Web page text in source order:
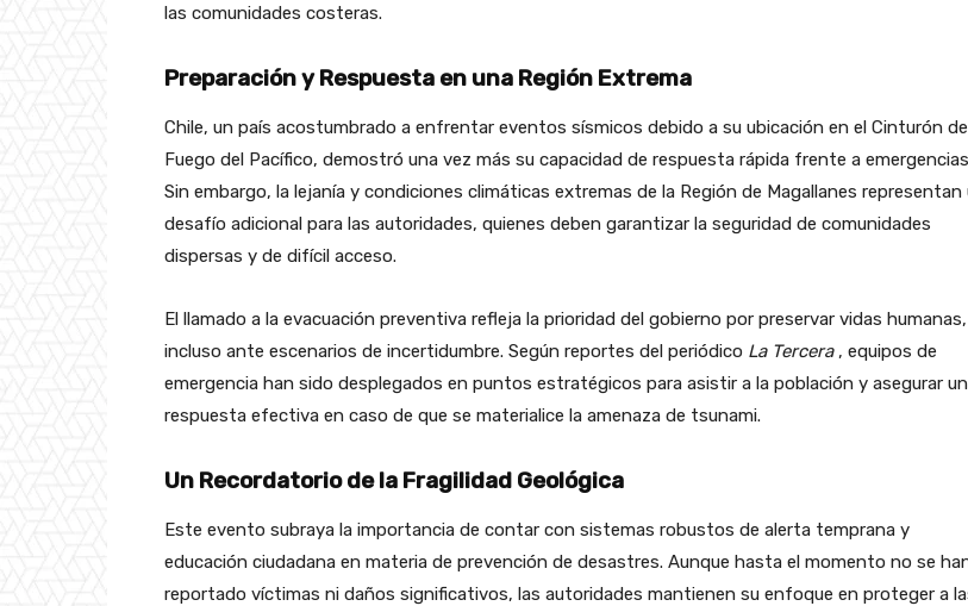
las comunidades costeras.
Preparación y Respuesta en una Región Extrema
Chile, un país acostumbrado a enfrentar eventos sísmicos debido a su ubicación en el Cinturón de
Fuego del Pacífico, demostró una vez más su capacidad de respuesta rápida frente a
Sin embargo, la lejanía y condiciones climáticas extremas de la Región de Magallanes representan
desafío adicional para las autoridades, quienes deben garantizar la seguridad de comunidades
dispersas y de difícil acceso.
El llamado a la evacuación preventiva refleja la prioridad del gobierno por preservar vidas humanas,
incluso ante escenarios de incertidumbre. Según reportes del periódico La Tercera , equipos de
emergencia han sido desplegados en puntos estratégicos para asistir a la población y asegurar
respuesta efectiva en caso de que se materialice la amenaza de tsunami.
Un Recordatorio de la Fragilidad Geológica
Este evento subraya la importancia de contar con sistemas robustos de alerta temprana y
educación ciudadana en materia de prevención de desastres. Aunque hasta el momento no se
reportado víctimas ni daños significativos, las autoridades mantienen su enfoque en proteger a